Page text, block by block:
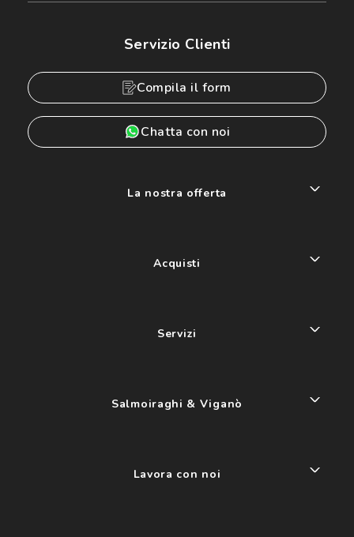
Servizio Clienti
Compila il form
Chatta con noi
La nostra offerta
Acquisti
Servizi
Salmoiraghi & Viganò
Lavora con noi